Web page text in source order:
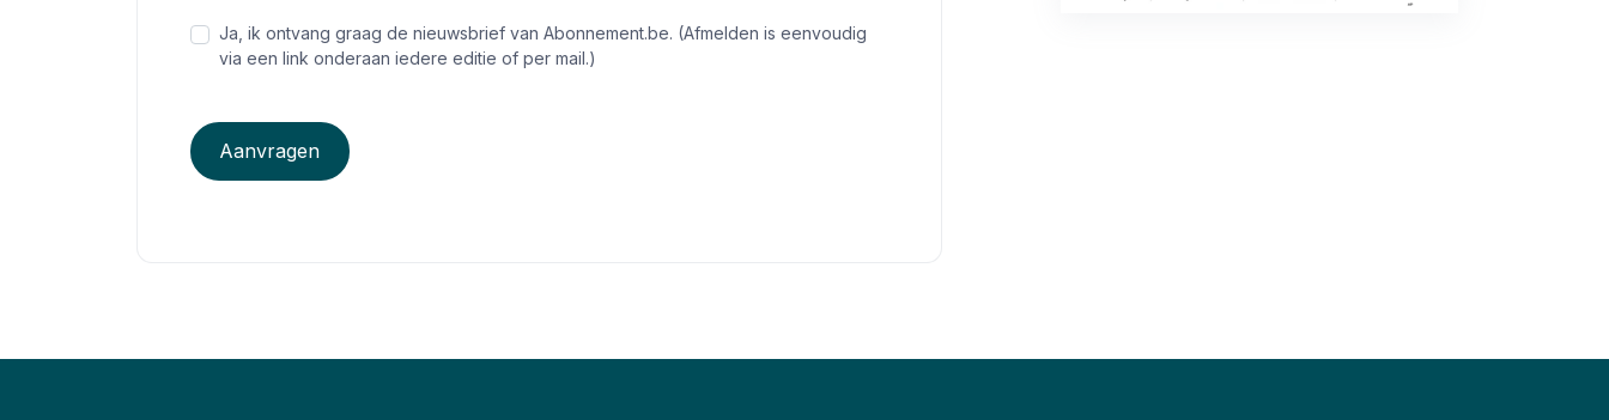
Ja, ik ontvang graag de nieuwsbrief van Abonnement.be. (Afmelden is eenvoudig
via een link onderaan iedere editie of per mail.)
Aanvragen